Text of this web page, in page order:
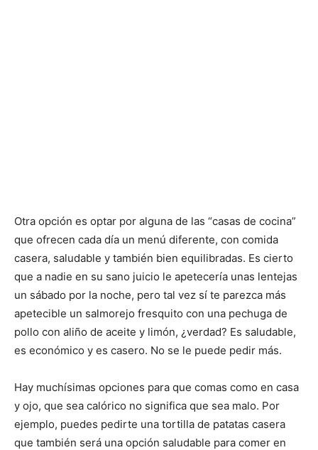
Otra opción es optar por alguna de las “casas de cocina”
que ofrecen cada día un menú diferente, con comida
casera, saludable y también bien equilibradas. Es cierto
que a nadie en su sano juicio le apetecería unas lentejas
un sábado por la noche, pero tal vez sí te parezca más
apetecible un salmorejo fresquito con una pechuga de
pollo con aliño de aceite y limón, ¿verdad? Es saludable,
es económico y es casero. No se le puede pedir más.
Hay muchísimas opciones para que comas como en casa
y ojo, que sea calórico no significa que sea malo. Por
ejemplo, puedes pedirte una tortilla de patatas casera
que también será una opción saludable para comer en